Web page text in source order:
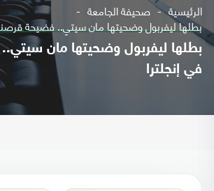
الرئيسية صحيفة الجامعة
بطلها ليفربول وضحيتها مان سيتي.. فضيحة
بطلها ليفربول وضحيتها مان
في إنجلترا